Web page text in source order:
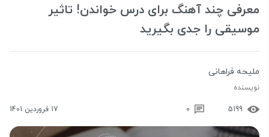
معرفی چند آهنگ برای درس خواندن! تاثیر
موسیقی را جدی بگیرید
ملیحه فراهانی
نویسنده
5199
0 17 فروردین 1401